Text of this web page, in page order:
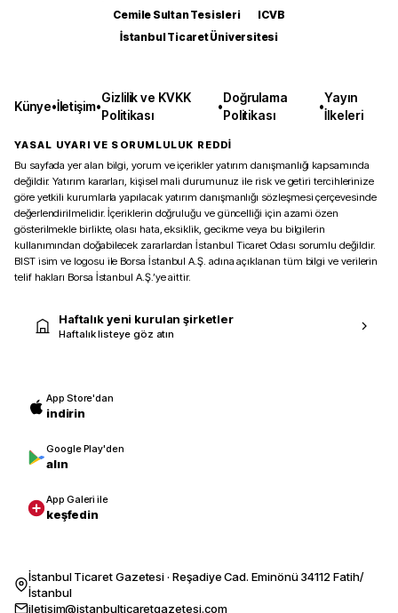
Cemile Sultan Tesisleri
ICVB
İstanbul Ticaret Üniversitesi
Künye•İletişim•
Gizlilik ve KVKK
Politikası
•
Doğrulama
Politikası
•
Yayın
İlkeleri
YASAL UYARI VE SORUMLULUK REDDİ
Bu sayfada yer alan bilgi, yorum ve içerikler yatırım danışmanlığı kapsamında
değildir. Yatırım kararları, kişisel mali durumunuz ile risk ve getiri tercihlerinize
göre yetkili kurumlarla yapılacak yatırım danışmanlığı sözleşmesi çerçevesinde
değerlendirilmelidir. İçeriklerin doğruluğu ve güncelliği için azami özen
gösterilmekle birlikte, olası hata, eksiklik, gecikme veya bu bilgilerin
kullanımından doğabilecek zararlardan İstanbul Ticaret Odası sorumlu değildir.
BIST isim ve logosu ile Borsa İstanbul A.Ş. adına açıklanan tüm bilgi ve verilerin
telif hakları Borsa İstanbul A.Ş.’ye aittir.
Haftalık yeni kurulan şirketler
Haftalık listeye göz atın
App Store'dan
indirin
Google Play'den
alın
App Galeri ile
keşfedin
İstanbul Ticaret Gazetesi · Reşadiye Cad. Eminönü 34112 Fatih/
İstanbul
iletisim@istanbulticaretgazetesi.com